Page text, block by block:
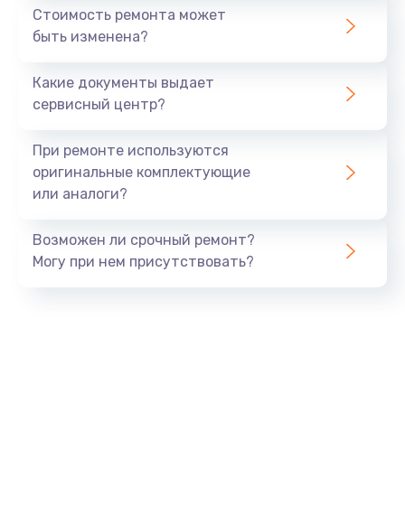
Замена разъема питания
Заказать
Замена Bluetooth модуля
от 880 руб.
Стоимость ремонта может
быть изменена?
Какие документы выдает
сервисный центр?
При ремонте используются
оригинальные комплектующие
или аналоги?
Возможен ли срочный ремонт?
Могу при нем присутствовать?